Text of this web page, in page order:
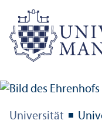
Universität